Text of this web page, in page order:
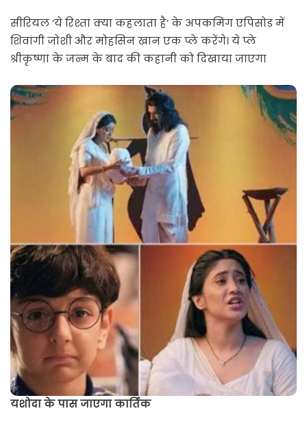
सीरियल ‘ये रिश्ता क्या कहलाता है’ के अपकमिंग एपिसोड में
शिवांगी जोशी और मोहसिन खान एक प्ले करेंगे। ये प्ले
श्रीकृष्णा के जन्म के बाद की कहानी को दिखाया जाएगा
यशोदा के पास जाएगा कार्तिक